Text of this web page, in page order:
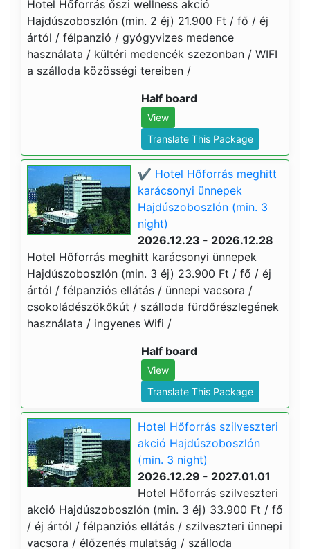
Hotel Hőforrás őszi wellness akció
Hajdúszoboszlón (min. 2 éj) 21.900 Ft / fő / éj
ártól / félpanzió / gyógyvizes medence
használata / kültéri medencék szezonban / WIFI
a szálloda közösségi tereiben /
Half board
View
Translate This Package
✔️ Hotel Hőforrás meghitt
karácsonyi ünnepek
Hajdúszoboszlón (min. 3
night)
2026.12.23 - 2026.12.28
Hotel Hőforrás meghitt karácsonyi ünnepek
Hajdúszoboszlón (min. 3 éj) 23.900 Ft / fő / éj
ártól / félpanziós ellátás / ünnepi vacsora /
csokoládészökőkút / szálloda fürdőrészlegének
használata / ingyenes Wifi /
Half board
View
Translate This Package
Hotel Hőforrás szilveszteri
akció Hajdúszoboszlón
(min. 3 night)
2026.12.29 - 2027.01.01
Hotel Hőforrás szilveszteri
akció Hajdúszoboszlón (min. 3 éj) 33.900 Ft / fő
/ éj ártól / félpanziós ellátás / szilveszteri ünnepi
vacsora / élőzenés mulatság / szálloda